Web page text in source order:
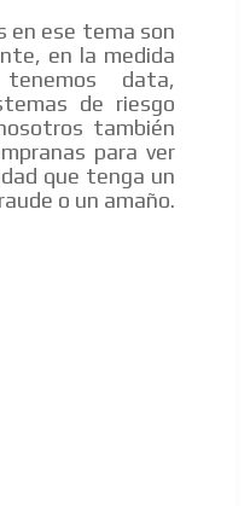
en ese tema son
en la medida
data,
de riesgo
también
para ver
que tenga un
o un amaño.